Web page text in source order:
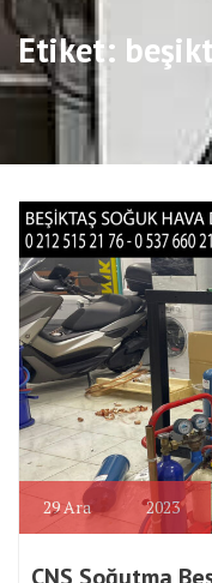
Etiket:
29Ara 2023